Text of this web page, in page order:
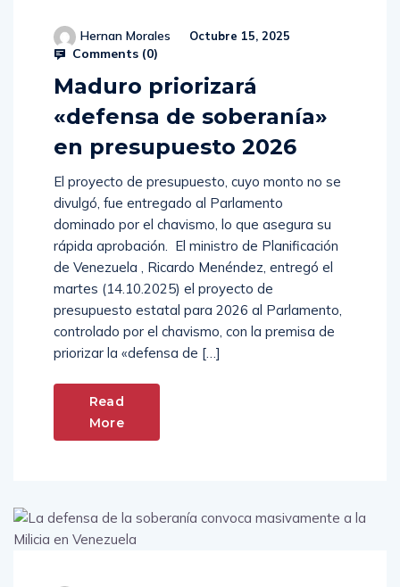
Hernan Morales Octubre 15, 2025
Comments (0)
Maduro priorizará
«defensa de soberanía»
en presupuesto 2026
El proyecto de presupuesto, cuyo monto no se
divulgó, fue entregado al Parlamento
dominado por el chavismo, lo que asegura su
rápida aprobación. El ministro de Planificación
de Venezuela , Ricardo Menéndez, entregó el
martes (14.10.2025) el proyecto de
presupuesto estatal para 2026 al Parlamento,
controlado por el chavismo, con la premisa de
priorizar la «defensa de […]
Read
More